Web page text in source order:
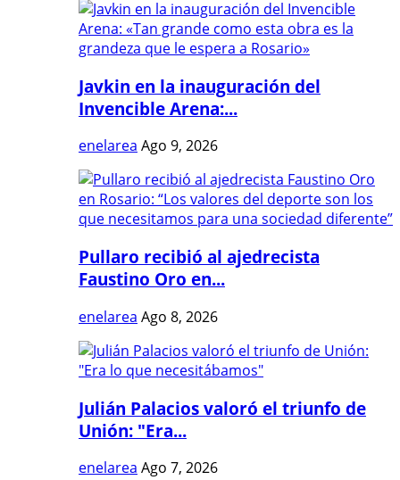
Javkin en la inauguración del
Invencible Arena:...
enelarea Ago 9, 2026
Pullaro recibió al ajedrecista
Faustino Oro en...
enelarea Ago 8, 2026
Julián Palacios valoró el triunfo de
Unión: "Era...
enelarea Ago 7, 2026